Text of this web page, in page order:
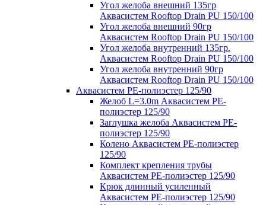
Угол желоба внешний 135гр
Аквасистем Rooftop Drain PU 150/100
Угол желоба внешний 90гр
Аквасистем Rooftop Drain PU 150/100
Угол желоба внутренний 135гр.
Аквасистем Rooftop Drain PU 150/100
Угол желоба внутренний 90гр
Аквасистем Rooftop Drain PU 150/100
Аквасистем PE-полиэстер 125/90
Желоб L=3.0m Аквасистем PE-
полиэстер 125/90
Заглушка желоба Аквасистем PE-
полиэстер 125/90
Колено Аквасистем PE-полиэстер
125/90
Комплект крепления трубы
Аквасистем PE-полиэстер 125/90
Крюк длинный усиленный
Аквасистем PE-полиэстер 125/90